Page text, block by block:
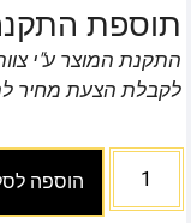
תוספת
התקנת המוצר ע"י
לקבלת הצעת מחיר
הוספה